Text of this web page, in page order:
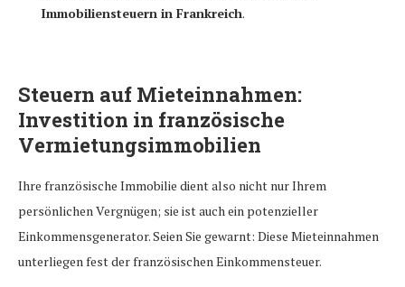
Immobiliensteuern in Frankreich.
Steuern auf Mieteinnahmen:
Investition in französische
Vermietungsimmobilien
Ihre französische Immobilie dient also nicht nur Ihrem
persönlichen Vergnügen; sie ist auch ein potenzieller
Einkommensgenerator. Seien Sie gewarnt: Diese Mieteinnahmen
unterliegen fest der französischen Einkommensteuer.